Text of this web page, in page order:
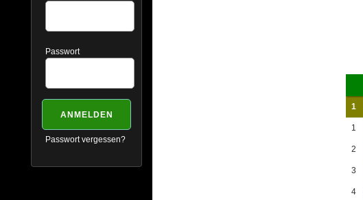
1
1
2
3
4
Passwort
Passwort vergessen?